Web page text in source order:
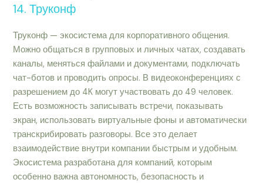
14. Труконф
Труконф — экосистема для корпоративного общения.
Можно общаться в групповых и личных чатах, создавать
каналы, меняться файлами и документами, подключать
чат-ботов и проводить опросы. В видеоконференциях с
разрешением до 4K могут участвовать до 49 человек.
Есть возможность записывать встречи, показывать
экран, использовать виртуальные фоны и автоматически
транскрибировать разговоры. Все это делает
взаимодействие внутри компании быстрым и удобным.
Экосистема разработана для компаний, которым
особенно важна автономность, безопасность и